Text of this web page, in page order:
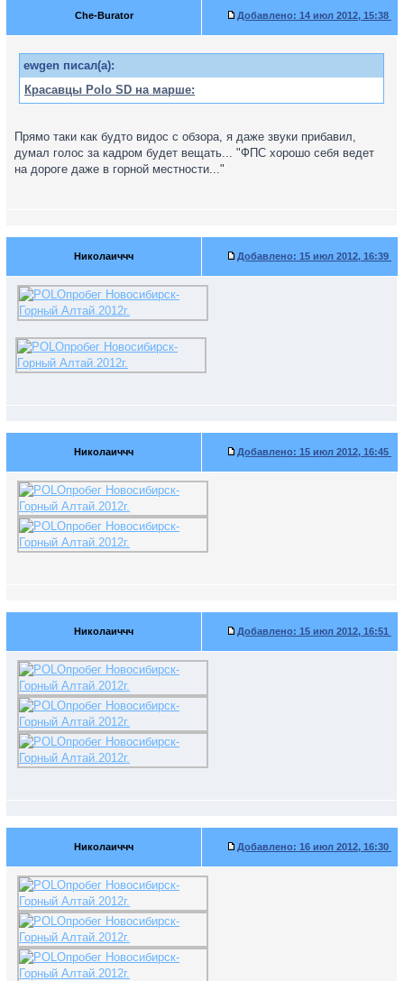
Che-Burator Добавлено: 14 июл 2012, 15:38
ewgen писал(а):
Красавцы Polo SD на марше:
Прямо таки как будто видос с обзора, я даже звуки прибавил,
думал голос за кадром будет вещать... "ФПС хорошо себя ведет
на дороге даже в горной местности..."
Николаиччч Добавлено: 15 июл 2012, 16:39
Николаиччч Добавлено: 15 июл 2012, 16:45
Николаиччч Добавлено: 15 июл 2012, 16:51
Николаиччч Добавлено: 16 июл 2012, 16:30